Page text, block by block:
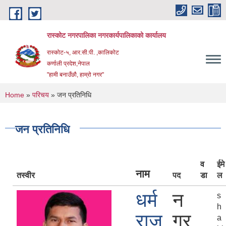
Skip to main content
रास्कोट नगरपालिका नगरकार्यपालिकाको कार्यालय
रास्कोट-५, आर.सी.पी. ,कालिकोट
कर्णाली प्रदेश,नेपाल
"हामी बनाउँछौ, हाम्रो नगर"
You are here
Home » परिचय » जन प्रतिनिधि
जन प्रतिनिधि
तस्वीर नाम पद
व
डा
ईमे
ल
धर्म
राज
न
गर
s
h
a